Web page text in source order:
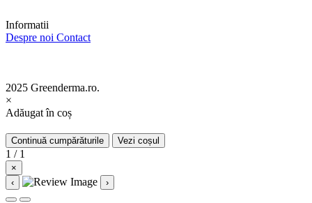
Informatii
Despre noi Contact
2025 Greenderma.ro.
×
Adăugat în coș
Continuă cumpărăturile Vezi coșul
1 / 1
×
‹
›